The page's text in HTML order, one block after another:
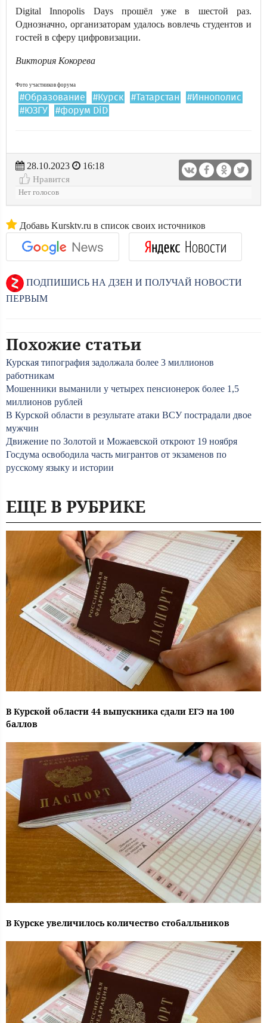
Digital Innopolis Days прошёл уже в шестой раз.
Однозначно, организаторам удалось вовлечь студентов и
гостей в сферу цифровизации.
Виктория Кокорева
Фото участников форума
#Образование #Курск #Татарстан
#Иннополис
#ЮЗГУ
#форум DiD
28.10.2023
16:18
Нравится
Нет голосов
Добавь Kursktv.ru в список своих источников
ПОДПИШИСЬ НА ДЗЕН И ПОЛУЧАЙ НОВОСТИ
ПЕРВЫМ
Похожие статьи
Курская типография задолжала более 3 миллионов
работникам
Мошенники выманили у четырех пенсионерок более 1,5
миллионов рублей
В Курской области в результате атаки ВСУ пострадали двое
мужчин
Движение по Золотой и Можаевской откроют 19 ноября
Госдума освободила часть мигрантов от экзаменов по
русскому языку и истории
ЕЩЕ В РУБРИКЕ
В Курской области 44 выпускника сдали ЕГЭ на 100
баллов
В Курске увеличилось количество стобалльников